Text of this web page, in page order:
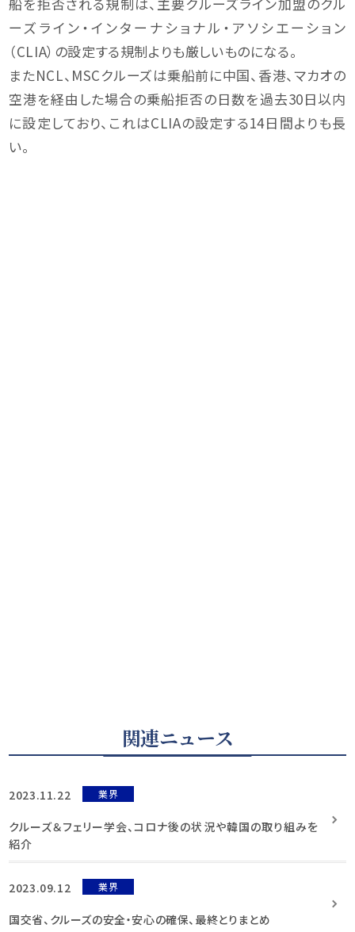
ーズライン・インターナショナル・アソシエーション
（CLIA）の設定する規制よりも厳しいものになる。
またNCL、MSCクルーズは乗船前に中国、香港、マカオの
空港を経由した場合の乗船拒否の日数を過去30日以内
に設定しており、これはCLIAの設定する14日間よりも長
い。
関連ニュース
2023.11.22 業界
クルーズ＆フェリー学会、コロナ後の状況や韓国の取り組みを
紹介
2023.09.12 業界
国交省、クルーズの安全・安心の確保、最終とりまとめ